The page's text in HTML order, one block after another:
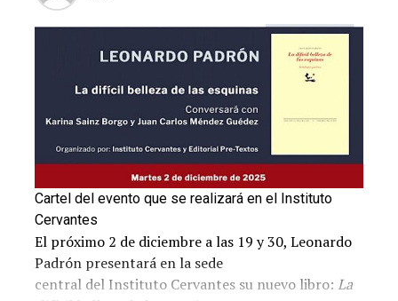
Noticias al día
Post Views: 960
RELATED TOPICS:
ACTORES VENEZOLANOS EN ESPAÑA
Cartel del evento que se realizará en el Instituto
Cervantes
El próximo 2 de diciembre a las 19 y 30, Leonardo
Padrón presentará en la sede
central del Instituto Cervantes su nuevo libro: La